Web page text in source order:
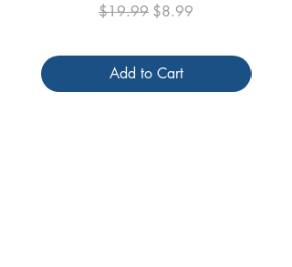
Regular Price
$19.99 Sale Price
$8.99
Add to Cart